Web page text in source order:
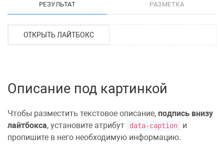
РЕЗУЛЬТАТ РАЗМЕТКА
ОТКРЫТЬ ЛАЙТБОКС
Описание под картинкой
Чтобы разместить текстовое описание, подпись внизу
лайтбокса, установите атрибут data-caption
и
пропишите в него необходимую информацию.